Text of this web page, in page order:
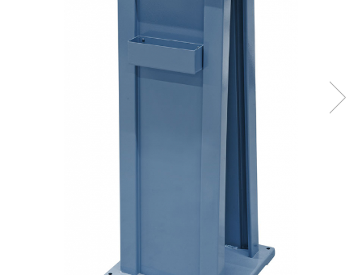
Strunguri cu cutie de viteze